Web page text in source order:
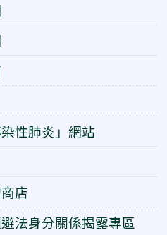
性肺炎」網站
店
法身分關係揭露專區